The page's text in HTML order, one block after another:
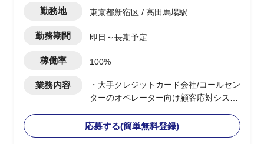
勤務地 東京都新宿区 / 高田馬場駅
勤務期間 即日～長期予定
稼働率 100%
業務内容
・大手クレジットカード会社/コールセン
ターのオペレーター向け顧客応対システ
・顧客の内製化に伴い顧客責任者主導の
下、IT全般の刷新が進行中
応募する(簡単無料登録)